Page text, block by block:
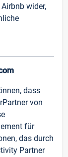
wider,
dass
von
für
das durch
Partner